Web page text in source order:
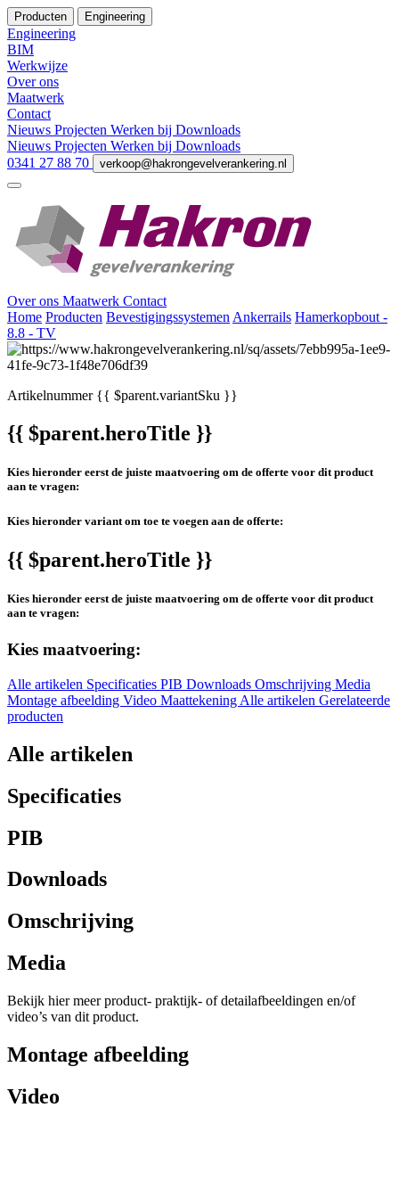
Producten Engineering
Engineering
BIM
Werkwijze
Over ons
Maatwerk
Contact
Nieuws Projecten Werken bij Downloads
Nieuws Projecten Werken bij Downloads
0341 27 88 70
verkoop@hakrongevelverankering.nl
Over ons Maatwerk Contact
Home Producten Bevestigingssystemen Ankerrails Hamerkopbout -
8.8 - TV
Artikelnummer{{ $parent.variantSku }}
{{ $parent.heroTitle }}
Kies hieronder eerst de juiste maatvoering om de offerte voor dit product
aan te vragen:
Kies hieronder variant om toe te voegen aan de offerte:
{{ $parent.heroTitle }}
Kies hieronder eerst de juiste maatvoering om de offerte voor dit product
aan te vragen:
Kies maatvoering:
Alle artikelen Specificaties PIB Downloads Omschrijving Media
Montage afbeelding Video Maattekening Alle artikelen Gerelateerde
producten
Alle artikelen
Specificaties
PIB
Downloads
Omschrijving
Media
Bekijk hier meer product- praktijk- of detailafbeeldingen en/of
video’s van dit product.
Montage afbeelding
Video